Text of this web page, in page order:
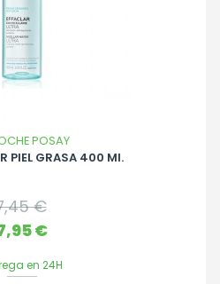
POSAY
PIEL GRASA 400 Ml.
Precio
base
€
Precio
€
en 24H